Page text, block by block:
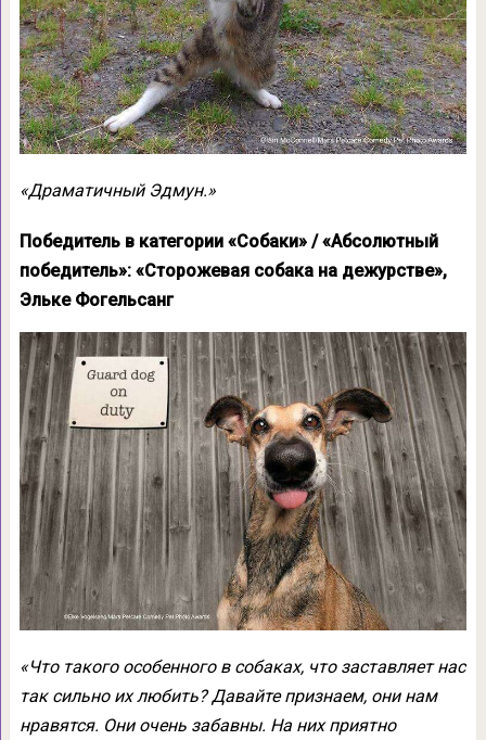
«Драматичный Эдмун.»
Победитель в категории «Собаки» / «Абсолютный
победитель»: «Сторожевая собака на дежурстве»,
Эльке Фогельсанг
«Что такого особенного в собаках, что заставляет нас
так сильно их любить? Давайте признаем, они нам
нравятся. Они очень забавны. На них приятно